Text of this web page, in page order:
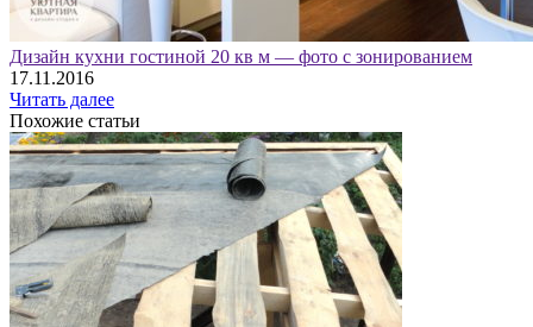
Дизайн кухни гостиной 20 кв м — фото с зонированием
17.11.2016
Читать далее
Похожие статьи